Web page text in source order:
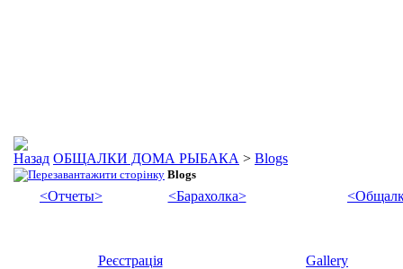
ОБЩАЛКИ ДОМА РЫБАКА > Blogs
Blogs
<Отчеты> <Барахолка>
Реєстрація Gallery